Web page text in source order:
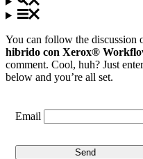
You can follow the discussion
hibrido con Xerox®
comment. Cool, huh? Just
below and you’re all set.
Email